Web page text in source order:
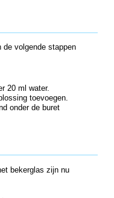
de volgende stappen
20 ml water.
toevoegen.
onder de buret
bekerglas zijn nu